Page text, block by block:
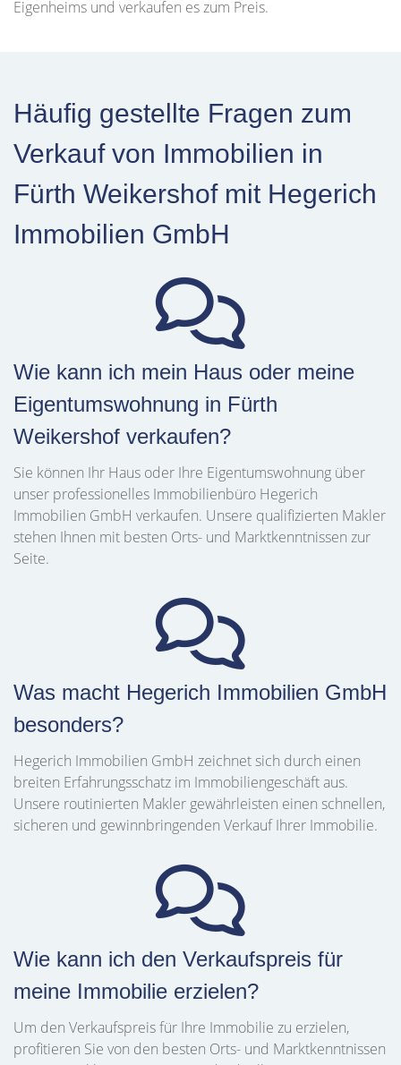
Eigenheims und verkaufen es zum Preis.
Häufig gestellte Fragen zum
Verkauf von Immobilien in
Fürth Weikershof mit Hegerich
Immobilien GmbH
Wie kann ich mein Haus oder meine
Eigentumswohnung in Fürth
Weikershof verkaufen?
Sie können Ihr Haus oder Ihre Eigentumswohnung über
unser professionelles Immobilienbüro Hegerich
Immobilien GmbH verkaufen. Unsere qualifizierten Makler
stehen Ihnen mit besten Orts- und Marktkenntnissen zur
Seite.
Was macht Hegerich Immobilien GmbH
besonders?
Hegerich Immobilien GmbH zeichnet sich durch einen
breiten Erfahrungsschatz im Immobiliengeschäft aus.
Unsere routinierten Makler gewährleisten einen schnellen,
sicheren und gewinnbringenden Verkauf Ihrer Immobilie.
Wie kann ich den Verkaufspreis für
meine Immobilie erzielen?
Um den Verkaufspreis für Ihre Immobilie zu erzielen,
profitieren Sie von den besten Orts- und Marktkenntnissen